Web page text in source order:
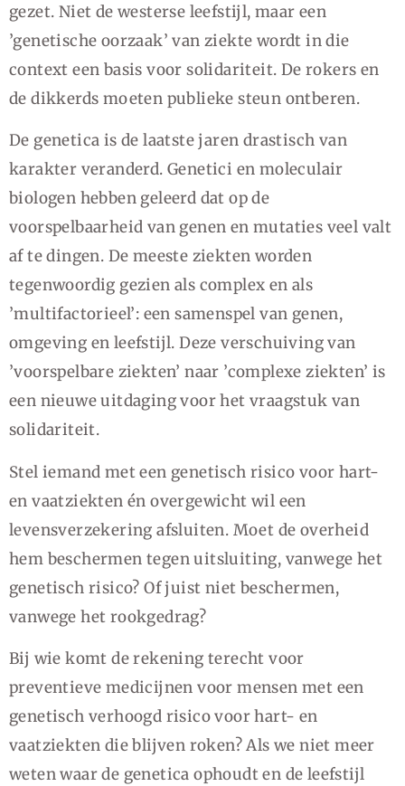
gezet. Niet de westerse leefstijl, maar een
’genetische oorzaak’ van ziekte wordt in die
context een basis voor solidariteit. De rokers en
de dikkerds moeten publieke steun ontberen.
De genetica is de laatste jaren drastisch van
karakter veranderd. Genetici en moleculair
biologen hebben geleerd dat op de
voorspelbaarheid van genen en mutaties veel valt
af te dingen. De meeste ziekten worden
tegenwoordig gezien als complex en als
’multifactorieel’: een samenspel van genen,
omgeving en leefstijl. Deze verschuiving van
’voorspelbare ziekten’ naar ’complexe ziekten’ is
een nieuwe uitdaging voor het vraagstuk van
solidariteit.
Stel iemand met een genetisch risico voor hart-
en vaatziekten én overgewicht wil een
levensverzekering afsluiten. Moet de overheid
hem beschermen tegen uitsluiting, vanwege het
genetisch risico? Of juist niet beschermen,
vanwege het rookgedrag?
Bij wie komt de rekening terecht voor
preventieve medicijnen voor mensen met een
genetisch verhoogd risico voor hart- en
vaatziekten die blijven roken? Als we niet meer
weten waar de genetica ophoudt en de leefstijl